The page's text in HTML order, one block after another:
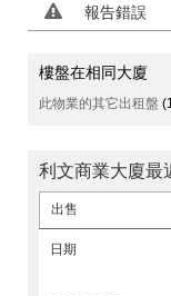
報告錯誤
樓盤在相同大廈
此物業的其它出租盤
利文商業大廈最
出售
日期